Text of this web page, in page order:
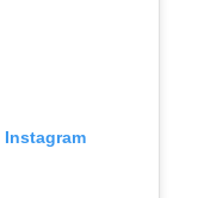
Instagram